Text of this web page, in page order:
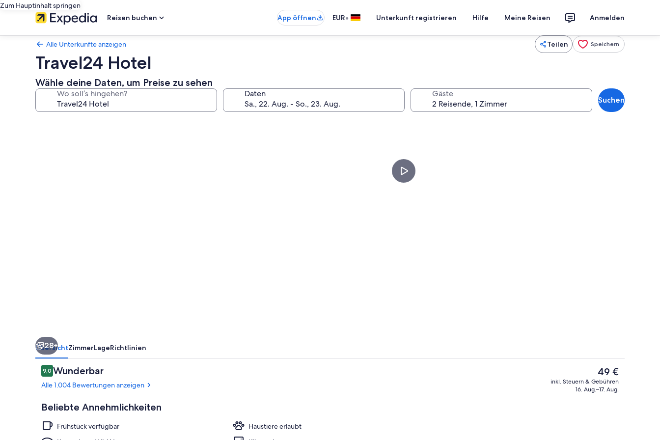
Zum Hauptinhalt springen
Reisen buchen
App öffnen EUR• Unterkunft registrieren Hilfe Meine Reisen Anmelden
Alle Unterkünfte anzeigen Teilen Speichern
Travel24 Hotel
Wähle deine Daten, um Preise zu sehen
Wo soll’s hingehen? Daten Gäste
Suchen
Pillowtop-Betten,
28+
ÜbersichtZimmerLageRichtlinien
Bewertungen
9,09,0 von 10.
Wunderbar
Alle 1.004 Bewertungen anzeigen
Beliebte Annehmlichkeiten
Frühstück verfügbar
Haustiere erlaubt
Der
aktuelle
Preis
49 €
inkl. Steuern & Gebühren
16. Aug.–17. Aug.